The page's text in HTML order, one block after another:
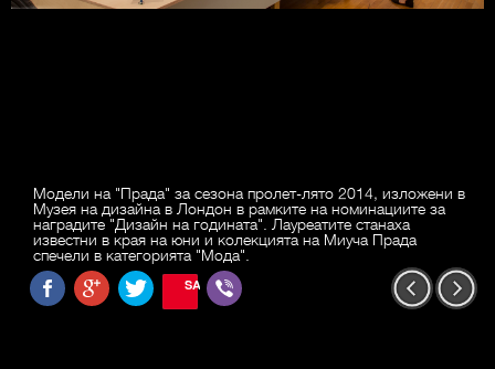
Модели на "Прада" за сезона пролет-лято 2014, изложени в
Музея на дизайна в Лондон в рамките на номинациите за
наградите "Дизайн на годината". Лауреатите станаха
известни в края на юни и колекцията на Миуча Прада
спечели в категорията "Мода".
SAVE